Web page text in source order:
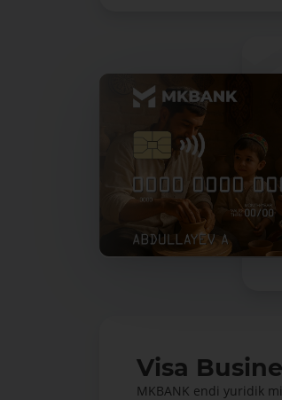
Visa
MKBANK endi yuridik